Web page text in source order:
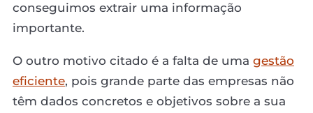
conseguimos extrair uma informação
importante.
O outro motivo citado é a falta de uma gestão
eficiente, pois grande parte das empresas não
têm dados concretos e objetivos sobre a sua